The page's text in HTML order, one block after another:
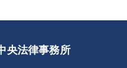
央法律事務所